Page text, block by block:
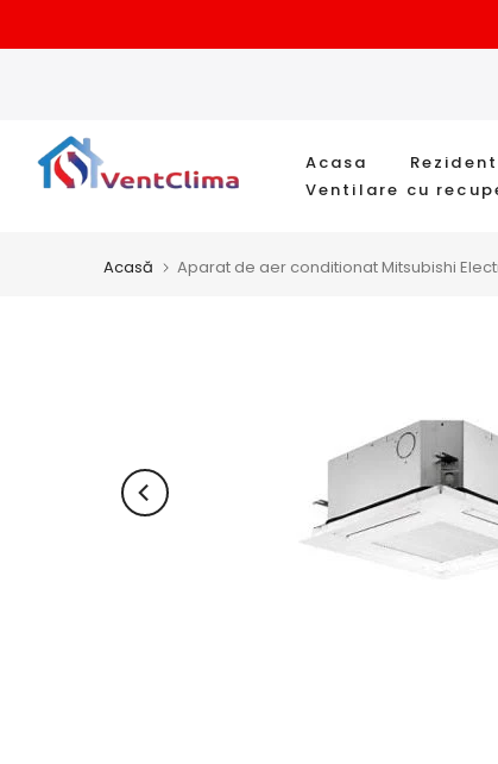
la
Acasa
Ventilare cu
Acasă Aparat de aer conditionat Mitsubishi